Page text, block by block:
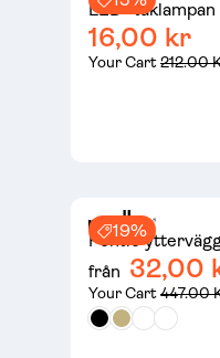
LED -
16,00 kr
Your Cart212.00
19%
Pontio
från 32,00
Your Cart447.00